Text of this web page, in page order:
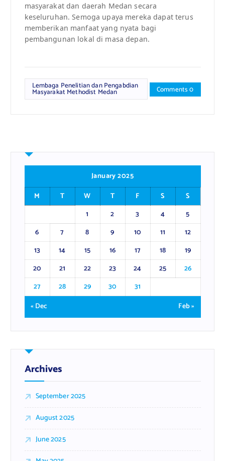
masyarakat dan daerah Medan secara
keseluruhan. Semoga upaya mereka dapat terus
memberikan manfaat yang nyata bagi
pembangunan lokal di masa depan.
Lembaga Penelitian dan Pengabdian
Masyarakat Methodist Medan Comments 0
January 2025
M
T W T F S
S
1
2 3 4
5
6
7 8 9 10 11
12
13
14 15 16 17 18
19
20
21 22 23 24 25
26
27
28 29 30
31
« Dec
Feb »
Archives
September 2025
August 2025
June 2025